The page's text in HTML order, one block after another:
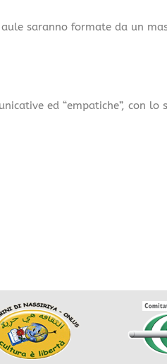
saranno formate da un
ed “empatiche”, con